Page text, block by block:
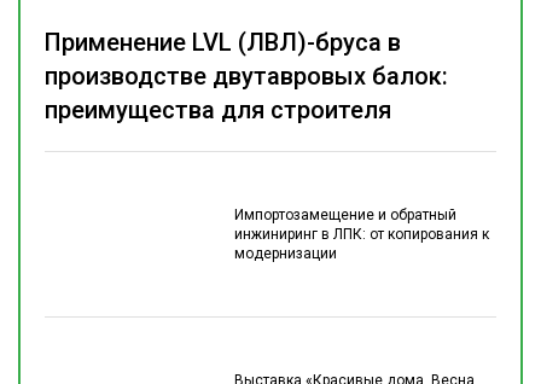
Импортозамещение и обратный
инжиниринг в ЛПК: от копирования к
модернизации
Выставка «Красивые дома. Весна
Применение LVL (ЛВЛ)-бруса в
производстве двутавровых балок:
преимущества для строителя